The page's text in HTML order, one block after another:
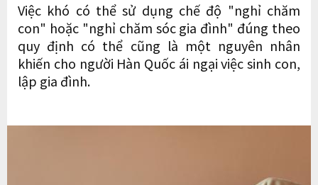
Việc khó có thể sử dụng chế độ "nghỉ chăm
con" hoặc "nghỉ chăm sóc gia đình" đúng theo
quy định có thể cũng là một nguyên nhân
khiến cho người Hàn Quốc ái ngại việc sinh con,
lập gia đình.